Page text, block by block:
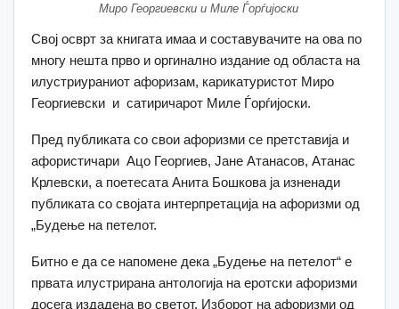
Миро Георгиевски и Миле Ѓорѓијоски
Свој осврт за книгата имаа и составувачите на ова по
многу нешта прво и оргинално издание од областа на
илустриураниот афоризам, карикатуристот Миро
Георгиевски и сатиричарот Миле Ѓорѓијоски.
Пред публиката со свои афоризми се претставија и
афористичари Ацо Георгиев, Јане Атанасов, Атанас
Крлевски, а поетесата Анита Бошкова ја изненади
публиката со својата интерпретација на афоризми од
„Будење на петелот.
Битно е да се напомене дека „Будење на петелот“ е
првата илустрирана антологија на еротски афоризми
досега издадена во светот. Изборот на афоризми од